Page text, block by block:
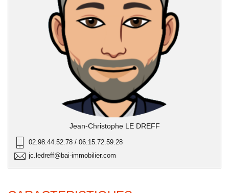
Jean-Christophe LE DREFF
02.98.44.52.78 / 06.15.72.59.28
jc.ledreff@bai-immobilier.com